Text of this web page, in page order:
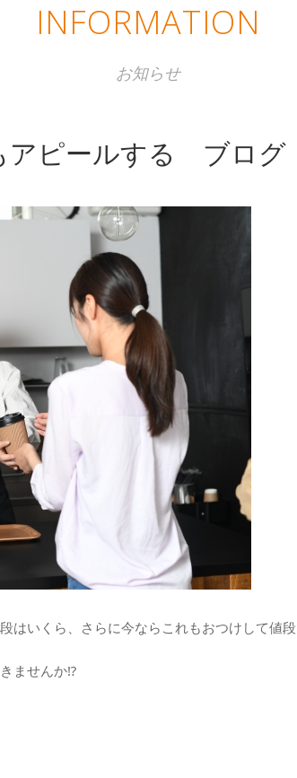
INFORMATION
お知らせ
アピールする ブログ
はいくら、さらに今ならこれもおつけして値段
ませんか⁉️